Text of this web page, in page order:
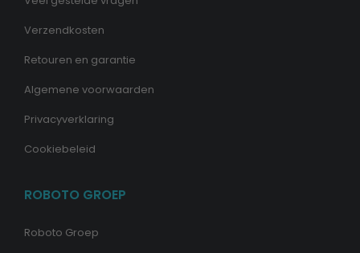
Verzendkosten
Retouren en garantie
Algemene voorwaarden
Privacyverklaring
Cookiebeleid
ROBOTO GROEP
Roboto Groep